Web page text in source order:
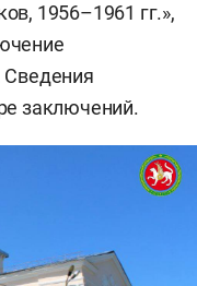
1956–1961 гг.»,
Сведения
заключений.